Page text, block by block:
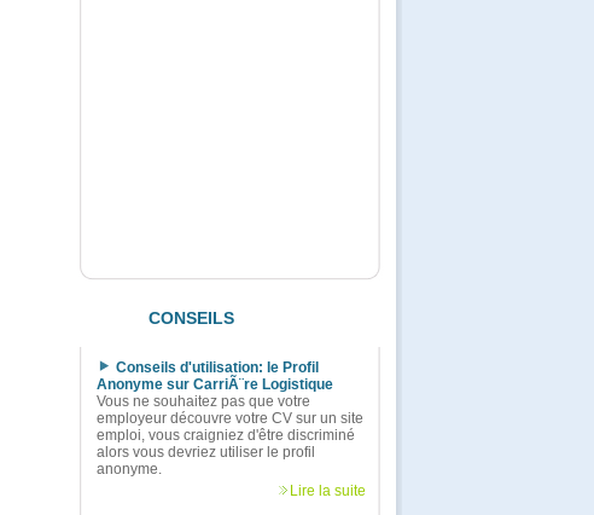
CONSEILS
Conseils d'utilisation: le Profil
Anonyme sur CarriÃ¨re Logistique
Vous ne souhaitez pas que votre
employeur découvre votre CV sur un site
emploi, vous craigniez d'être discriminé
alors vous devriez utiliser le profil
anonyme.
Lire la suite